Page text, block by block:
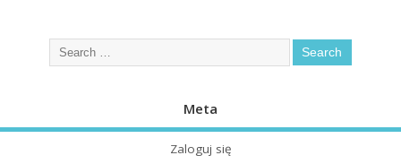
Meta
Zaloguj się